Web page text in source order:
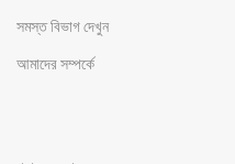
সমস্ত বিভাগ দেখুন
আমাদের সম্পর্কে